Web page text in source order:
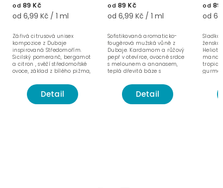
od 89 Kč
od 6,99 Kč / 1 ml
Detail
Zářivá citrusová unisex
kompozice z Dubaje
inspirovaná Středomořím.
Sicilský pomeranč, bergamot
a citron , svěží středomořské
ovoce, základ z bílého pižma,
od 89 Kč
od 6,99 Kč / 1 ml
Detail
Sofistikovaná aromaticko-
fougèrová mužská vůně z
Dubaje. Kardamom a růžový
pepř v otevírce, ovocné srdce
s melounem a ananasem,
teplá dřevitá báze s
od 89
od
Sladká
ženská